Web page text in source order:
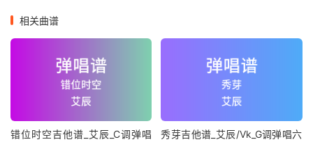
相关曲谱
错位时空吉他谱_艾辰_C调弹唱
秀芽吉他谱_艾辰/Vk_G调弹唱六